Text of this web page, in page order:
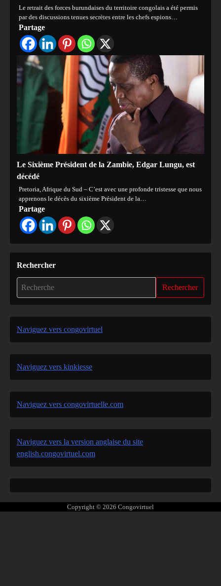
‎‎Le retrait des forces burundaises du territoire congolais a été permis
par des discussions tenues secrètes entre les chefs espions…
Partage
Le Sixième Président de la Zambie, Edgar Lungu, est
décédé
Pretoria, Afrique du Sud – C’est avec une profonde tristesse que nous
apprenons le décès du sixième Président de la…
Partage
Rechercher
Rechercher
Naviguez vers congovirtuel
Naviguez vers kinkiesse
Naviguez vers congovirtuelle.com
Naviguez vers la version anglaise du site
english.congovirtuel.com
Copyright © 2026 Congovirtuel